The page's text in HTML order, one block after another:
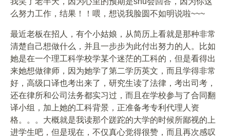
么努力工作，结果！！喂，想说我脸圆不如明说啦~~~
最近老板在招人，有个小姑娘，从简历上看就是那种非常
清楚自己想做什么，并且一步步为此付出努力的人。比如
她是在一个理工科学校学某个迷茫的工科的，但是看得出
来她想做律师，因为她学了第二学历英文，而且学得非常
好，高级口译也考出来了，研究生读了法律，考出司考，
还在律所和公司法务都实习过，而且在学校参与了合同翻
译小组，加上她的工科背景，正准备考专利代理人资
格。。。大概就是我读那个蹉跎的大学的时候所鄙视的上
进学生吧，但是现在，不仅真心觉得很赞，而且再次感叹